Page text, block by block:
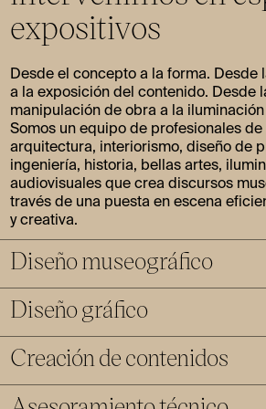
expositivos
Desde el concepto a la forma. Desde
a la exposición del contenido. Desde
manipulación de obra a la
Somos un equipo de profesionales de
arquitectura, interiorismo, diseño de
ingeniería, historia, bellas artes,
audiovisuales que crea discursos
través de una puesta en escena
y creativa.
Diseño museográfico
Con un equipo multidisciplinar,
diseñamos experiencias expositivas,
dirección técnica de los proyectos, la
y de recorridos, el diseño de
Diseño gráfico
Toda exposición o proyecto
gráfica que sea capaz de transmitir y
público paralelamente al contenido.
Creación de contenidos
Ofrecemos asesoría, tanto conceptual